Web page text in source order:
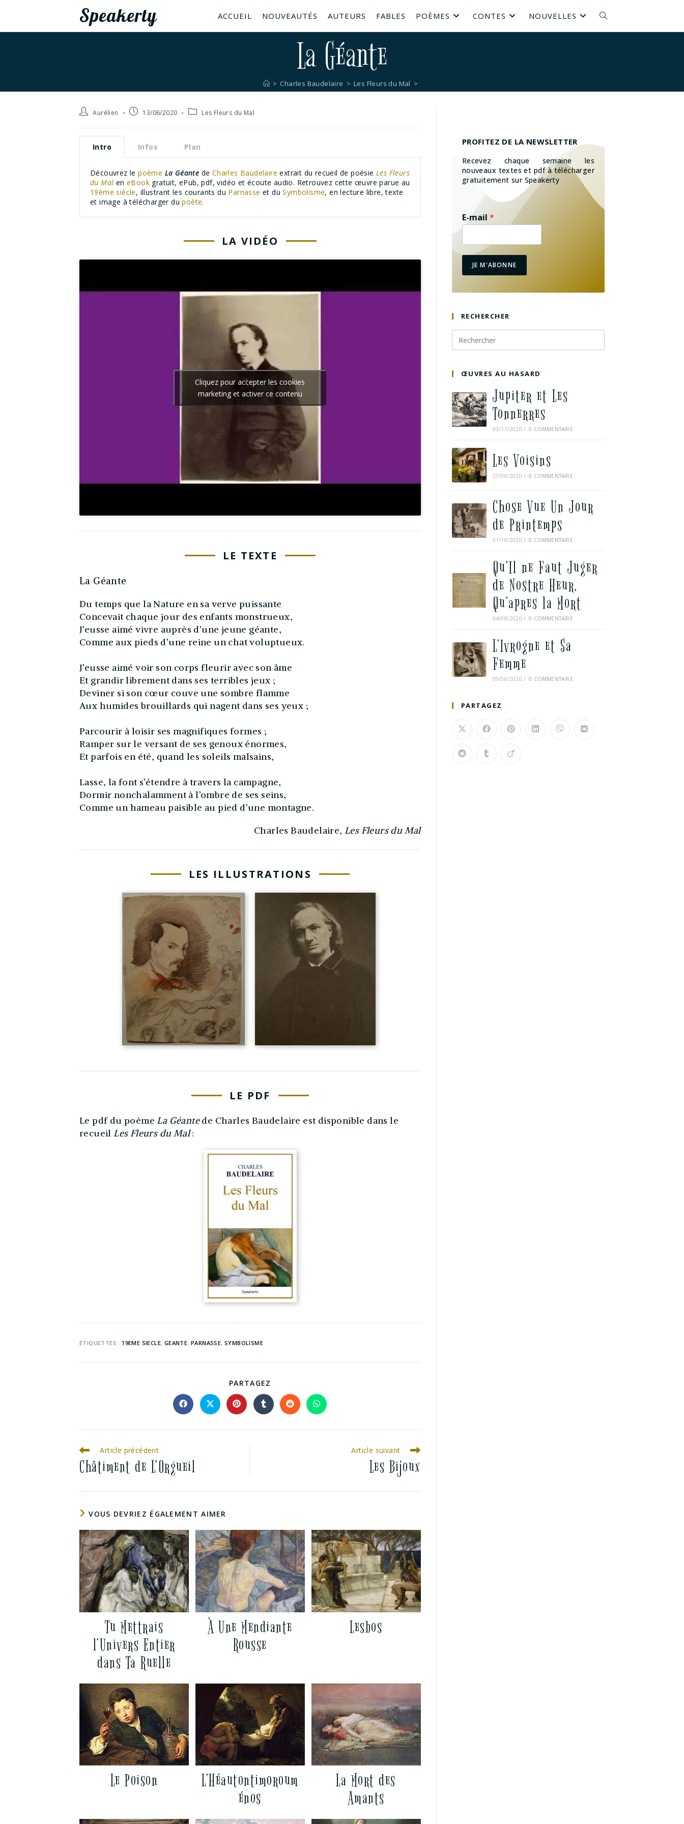
Speakerty ACCUEIL NOUVEAUTÉS AUTEURS FABLES POÈMES CONTES NOUVELLES
La Géante
> Charles Baudelaire > Les Fleurs du Mal >
Aurélien 13/06/2020 Les Fleurs du Mal
Intro Infos Plan
Découvrez lepoème La Géante de Charles Baudelaire extrait du recueil de poésieLes Fleurs
du Mal eneBook gratuit, ePub, pdf, vidéo et écoute audio. Retrouvez cette œuvre parue au
19ème siècle, illustrant les courants du Parnasse et duSymbolisme, en lecture libre, texte
et image à télécharger dupoète.
LA VIDÉO
Cliquez pour accepter les cookies
marketing et activer ce contenu
LE TEXTE
La Géante
Du temps que la Nature en sa verve puissante
Concevait chaque jour des enfants monstrueux,
J’eusse aimé vivre auprès d’une jeune géante,
Comme aux pieds d’une reine un chat voluptueux.
J’eusse aimé voir son corps fleurir avec son âme
Et grandir librement dans ses terribles jeux ;
Deviner si son cœur couve une sombre flamme
Aux humides brouillards qui nagent dans ses yeux ;
Parcourir à loisir ses magnifiques formes ;
Ramper sur le versant de ses genoux énormes,
Et parfois en été, quand les soleils malsains,
Lasse, la font s’étendre à travers la campagne,
Dormir nonchalamment à l’ombre de ses seins,
Comme un hameau paisible au pied d’une montagne.
Charles Baudelaire, Les Fleurs du Mal
LES ILLUSTRATIONS
LE PDF
Le pdf du poèmeLa Géantede Charles Baudelaire est disponible dans le
recueilLes Fleurs du Mal:
ÉTIQUETTES :19EME SIECLE, GEANTE, PARNASSE, SYMBOLISME
PARTAGEZ
Article précédent
Châtiment de L’Orgueil
Article suivant
Les Bijoux
VOUS DEVRIEZ ÉGALEMENT AIMER
Tu Mettrais
l’Univers Entier
dans Ta Ruelle
À Une Mendiante
Rousse
Lesbos
Le Poison
L’Héautontimoroum
énos
La Mort des
Amants
PROFITEZ DE LA NEWSLETTER
Recevez chaque semaine les
nouveaux textes et pdf à télécharger
gratuitement sur Speakerty
E-mail *
JE M'ABONNE
RECHERCHER
ŒUVRES AU HASARD
Jupiter et Les
Tonnerres
03/11/2020 / 0 COMMENTAIRE
Les Voisins
27/06/2020 / 0 COMMENTAIRE
Chose Vue Un Jour
de Printemps
01/10/2020 / 0 COMMENTAIRE
Qu’Il ne Faut Juger
de Nostre Heur,
Qu’apres la Mort
04/08/2020 / 0 COMMENTAIRE
L’Ivrogne et Sa
Femme
09/06/2020 / 0 COMMENTAIRE
PARTAGEZ